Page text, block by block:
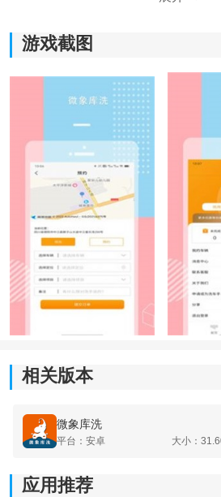
2)准确定位车辆，找到最近的服务
3)通过APP在线支付，免去现金支
4)提供智能导航功能，快速找到服
力。
游戏截图
相关版本
微象库洗
平台：安卓 大小：
应用推荐